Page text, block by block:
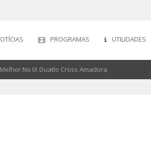
PROGRAMAS UTILIDADES
No IX Duatlo Cross Amadora